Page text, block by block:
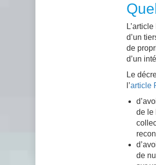
L’article
d’un
de
d’un
Le
l’article
de le
de